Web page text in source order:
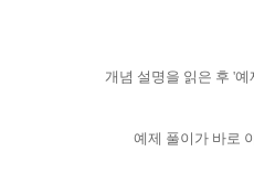
개념 설명을 읽은 후 '
예제 풀이가 바로